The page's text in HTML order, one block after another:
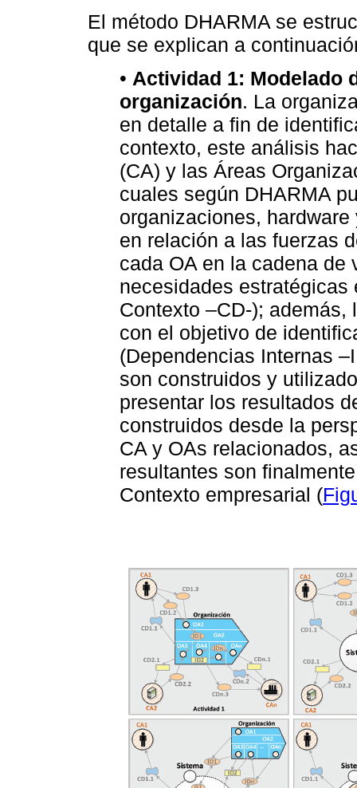
El método DHARMA se
que se explican a
• Actividad 1: Modelado
organización. La
en detalle a fin de
contexto, este análisis
(CA) y las Áreas
cuales según DHARMA
organizaciones,
en relación a las fuerzas
cada OA en la cadena de
necesidades
Contexto –CD-);
con el objetivo de
(Dependencias Internas
son construidos y
presentar los resultados
construidos desde la
CA y OAs relacionados,
resultantes son
Contexto empresarial (